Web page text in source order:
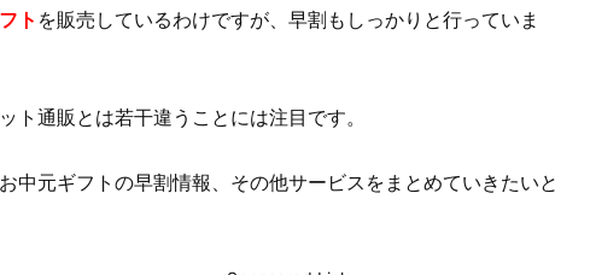
ト を販売しているわけですが、早割もしっかりと行っていま
ト通販とは若干違うことには注目です。
中元ギフトの早割情報、その他サービスをまとめていきたいと